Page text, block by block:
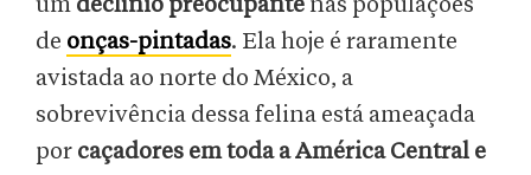
um declínio preocupante nas populações
de onças-pintadas. Ela hoje é raramente
avistada ao norte do México, a
sobrevivência dessa felina está ameaçada
por caçadores em toda a América Central e